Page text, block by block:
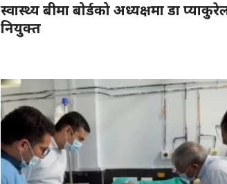
स्वास्थ्य बीमा बोर्डको अध्यक्षमा डा
नियुक्त